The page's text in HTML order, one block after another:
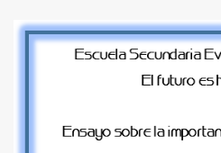
desde la J hasta la Q ¿Qué incluye
sección de evecrea.com ,
resolución de las siguientes letras:
la Q en amarillo brillante, junto con